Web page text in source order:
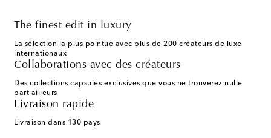
The finest edit in luxury
La sélection la plus pointue avec plus de 200 créateurs de luxe
internationaux
Collaborations avec des créateurs
Des collections capsules exclusives que vous ne trouverez nulle
part ailleurs
Livraison rapide
Livraison dans 130 pays